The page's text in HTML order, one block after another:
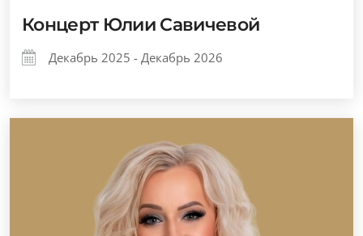
Концерт Юлии Савичевой
Декабрь 2025 - Декабрь 2026